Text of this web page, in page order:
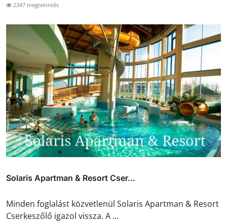
2347 megtekintés
Solaris Apartman & Resort Cser...
Minden foglalást közvetlenül Solaris Apartman & Resort
Cserkeszőlő igazol vissza. A ...